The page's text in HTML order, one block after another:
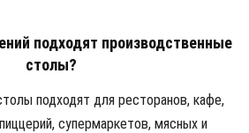
подходят производственные
столы?
подходят для ресторанов, кафе,
супермаркетов, мясных и